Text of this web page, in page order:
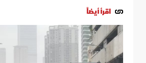
اقرأ أيضاً